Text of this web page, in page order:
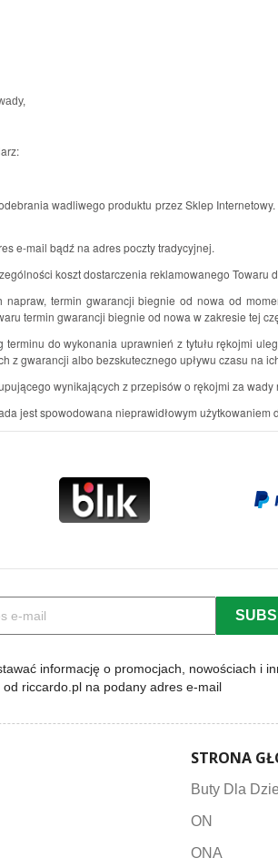
wadliwego produktu przez Sklep
e-mail bądź na adres poczty tradycyjnej.
koszt dostarczenia reklamowanego Towaru
termin gwarancji biegnie od nowa od
termin gwarancji biegnie od nowa w zakresie tej
do wykonania uprawnień z tytułu rękojmi
z gwarancji albo bezskutecznego upływu czasu na
wynikających z przepisów o rękojmi za wady
jest spowodowana nieprawidłowym
informację o promocjach, nowościach i
od riccardo.pl na podany adres e-mail
STRONA
Buty Dla
ON
ONA